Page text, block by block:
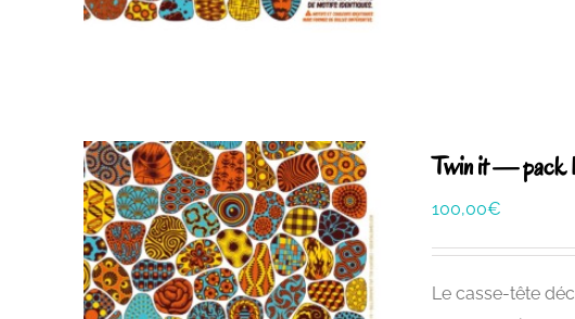
Twin it — pack
100,00€
Le casse-tête